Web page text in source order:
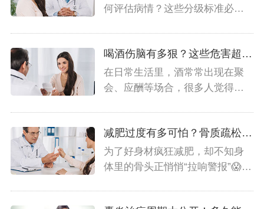
何评估病情？这些分级标准必须
喝酒伤脑有多狠？这些危害超乎你想象
在日常生活里，酒常常出现在聚
会、应酬等场合，很多人觉得小
减肥过度有多可怕？骨质疏松正在向你逼近！
为了好身材疯狂减肥，却不知身
体里的骨头正悄悄“拉响警报”😱！